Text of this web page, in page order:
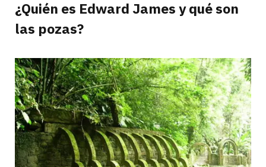
¿Quién es Edward James y qué son
las pozas?